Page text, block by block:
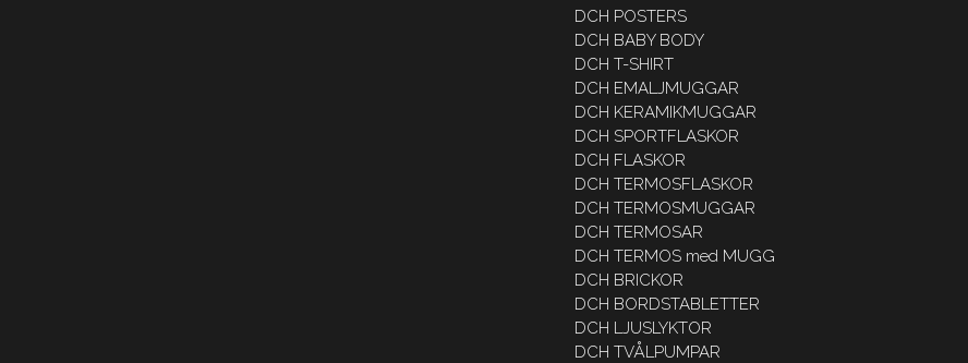
DCH POSTERS
DCH BABY BODY
DCH T-SHIRT
DCH EMALJMUGGAR
DCH KERAMIKMUGGAR
DCH SPORTFLASKOR
DCH FLASKOR
DCH TERMOSFLASKOR
DCH TERMOSMUGGAR
DCH TERMOSAR
DCH TERMOS med MUGG
DCH BRICKOR
DCH BORDSTABLETTER
DCH LJUSLYKTOR
DCH TVÅLPUMPAR